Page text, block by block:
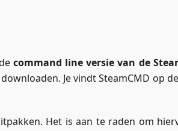
command line versie van de
Je vindt SteamCMD op
Het is aan te raden om